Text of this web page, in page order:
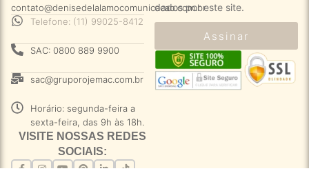
contato@denisedelalamocomunicacao.com.br
Telefone: (11) 99025-8412
SAC: 0800 889 9900
sac@gruporojemac.com.br
Horário: segunda-feira a
sexta-feira, das 9h às 18h.
VISITE NOSSAS REDES
SOCIAIS:
dados por este site.
Assinar